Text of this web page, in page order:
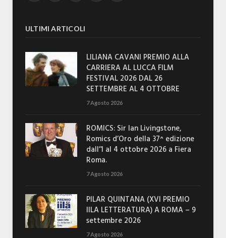
ULTIMI ARTICOLI
LILIANA CAVANI PREMIO ALLA
CARRIERA AL LUCCA FILM
FESTIVAL 2026 DAL 26
SETTEMBRE AL 4 OTTOBRE
7 Agosto 2026
ROMICS: Sir Ian Livingstone,
Romics d’Oro della 37^ edizione
dall’1 al 4 ottobre 2026 a Fiera
Roma.
7 Agosto 2026
PILAR QUINTANA (XVI PREMIO
IILA LETTERATURA) A ROMA – 9
settembre 2026
7 Agosto 2026